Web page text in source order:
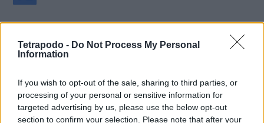
Tetrapodo - Do Not Process My Personal
Information
If you wish to opt-out of the sale, sharing to third parties, or
processing of your personal or sensitive information for
targeted advertising by us, please use the below opt-out
section to confirm your selection. Please note that after your
Shares
POPULAR